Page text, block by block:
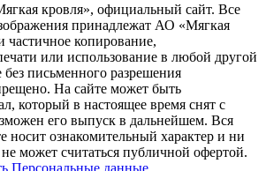
кровля», официальный сайт. Все
принадлежат АО «Мягкая
частичное копирование,
или использование в любой другой
письменного разрешения
На сайте может быть
который в настоящее время снят с
его выпуск в дальнейшем. Вся
носит ознакомительный характер и ни
может считаться публичной офертой.
Персональные данные